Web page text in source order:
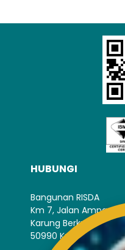
HUBUNGI
Bangunan RISDA
Km 7, Jalan Ampang,
Karung Berkunci 11067,
50990 Kuala Lumpur.